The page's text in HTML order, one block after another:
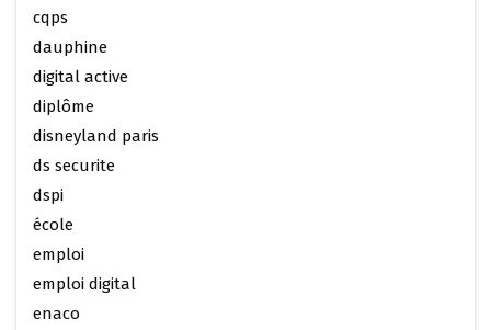
cqps
dauphine
digital active
diplôme
disneyland paris
ds securite
dspi
école
emploi
emploi digital
enaco